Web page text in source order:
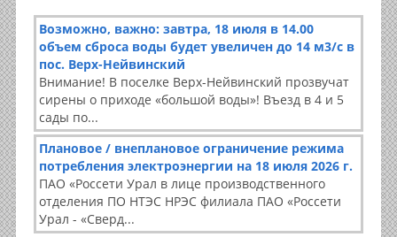
Возможно, важно: завтра, 18 июля в 14.00
объем сброса воды будет увеличен до 14 м3/с в
пос. Верх-Нейвинский
Внимание! В поселке Верх-Нейвинский прозвучат
сирены о приходе «большой воды»! Въезд в 4 и 5
сады по...
Плановое / внеплановое ограничение режима
потребления электроэнергии на 18 июля 2026 г.
ПАО «Россети Урал в лице производственного
отделения ПО НТЭС НРЭС филиала ПАО «Россети
Урал - «Сверд...